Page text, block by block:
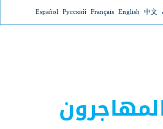
Jump to 中文
English
Français
Русский
Español